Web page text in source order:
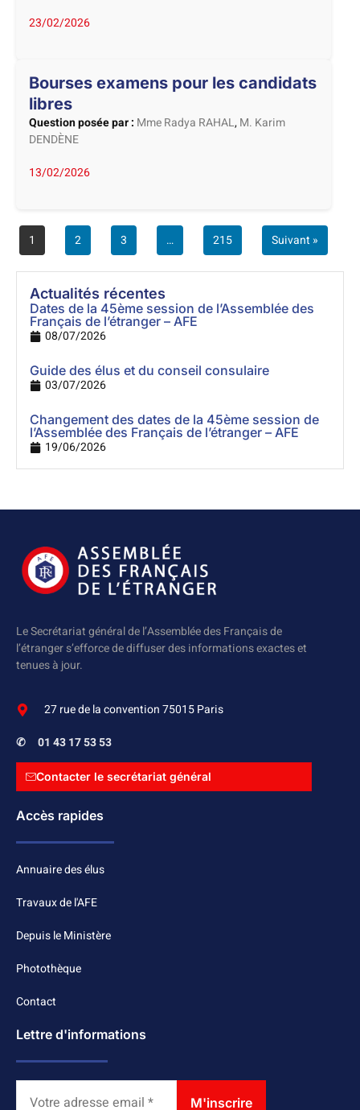
23/02/2026
Bourses examens pour les candidats
libres
Question posée par : Mme Radya RAHAL,M. Karim
DENDÈNE
13/02/2026
1 2 3 … 215 Suivant »
Actualités récentes
Dates de la 45ème session de l’Assemblée des
Français de l’étranger – AFE
08/07/2026
Guide des élus et du conseil consulaire
03/07/2026
Changement des dates de la 45ème session de
l’Assemblée des Français de l’étranger – AFE
19/06/2026
Le Secrétariat général de l’Assemblée des Français de
l’étranger s’efforce de diffuser des informations exactes et
tenues à jour.
27 rue de la convention 75015 Paris
✆ 01 43 17 53 53
Contacter le secrétariat général
Accès rapides
Annuaire des élus
Travaux de l'AFE
Depuis le Ministère
Photothèque
Contact
Lettre d'informations